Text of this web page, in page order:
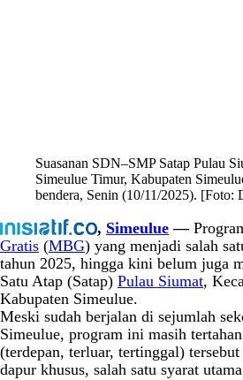
Suasanan SDN–SMP Satap Pulau
Simeulue Timur, Kabupaten
bendera, Senin (10/11/2025). [Foto:
, Simeulue—
Gratis (MBG) yang menjadi salah
tahun 2025, hingga kini belum juga
Satu Atap (Satap) Pulau Siumat,
Kabupaten Simeulue.
Meski sudah berjalan di sejumlah
Simeulue, program ini masih
(terdepan, terluar, tertinggal)
dapur khusus, salah satu syarat